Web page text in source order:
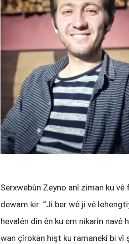
Serxwebûn Zeyno anî ziman ku
dewam kir: “Ji ber wê ji vê
hevalên din ên ku em nikarin
wan çîrokan hişt ku ramanekî bi vî